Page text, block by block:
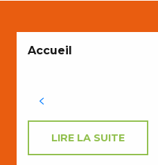
Accueil
LIRE LA SUITE